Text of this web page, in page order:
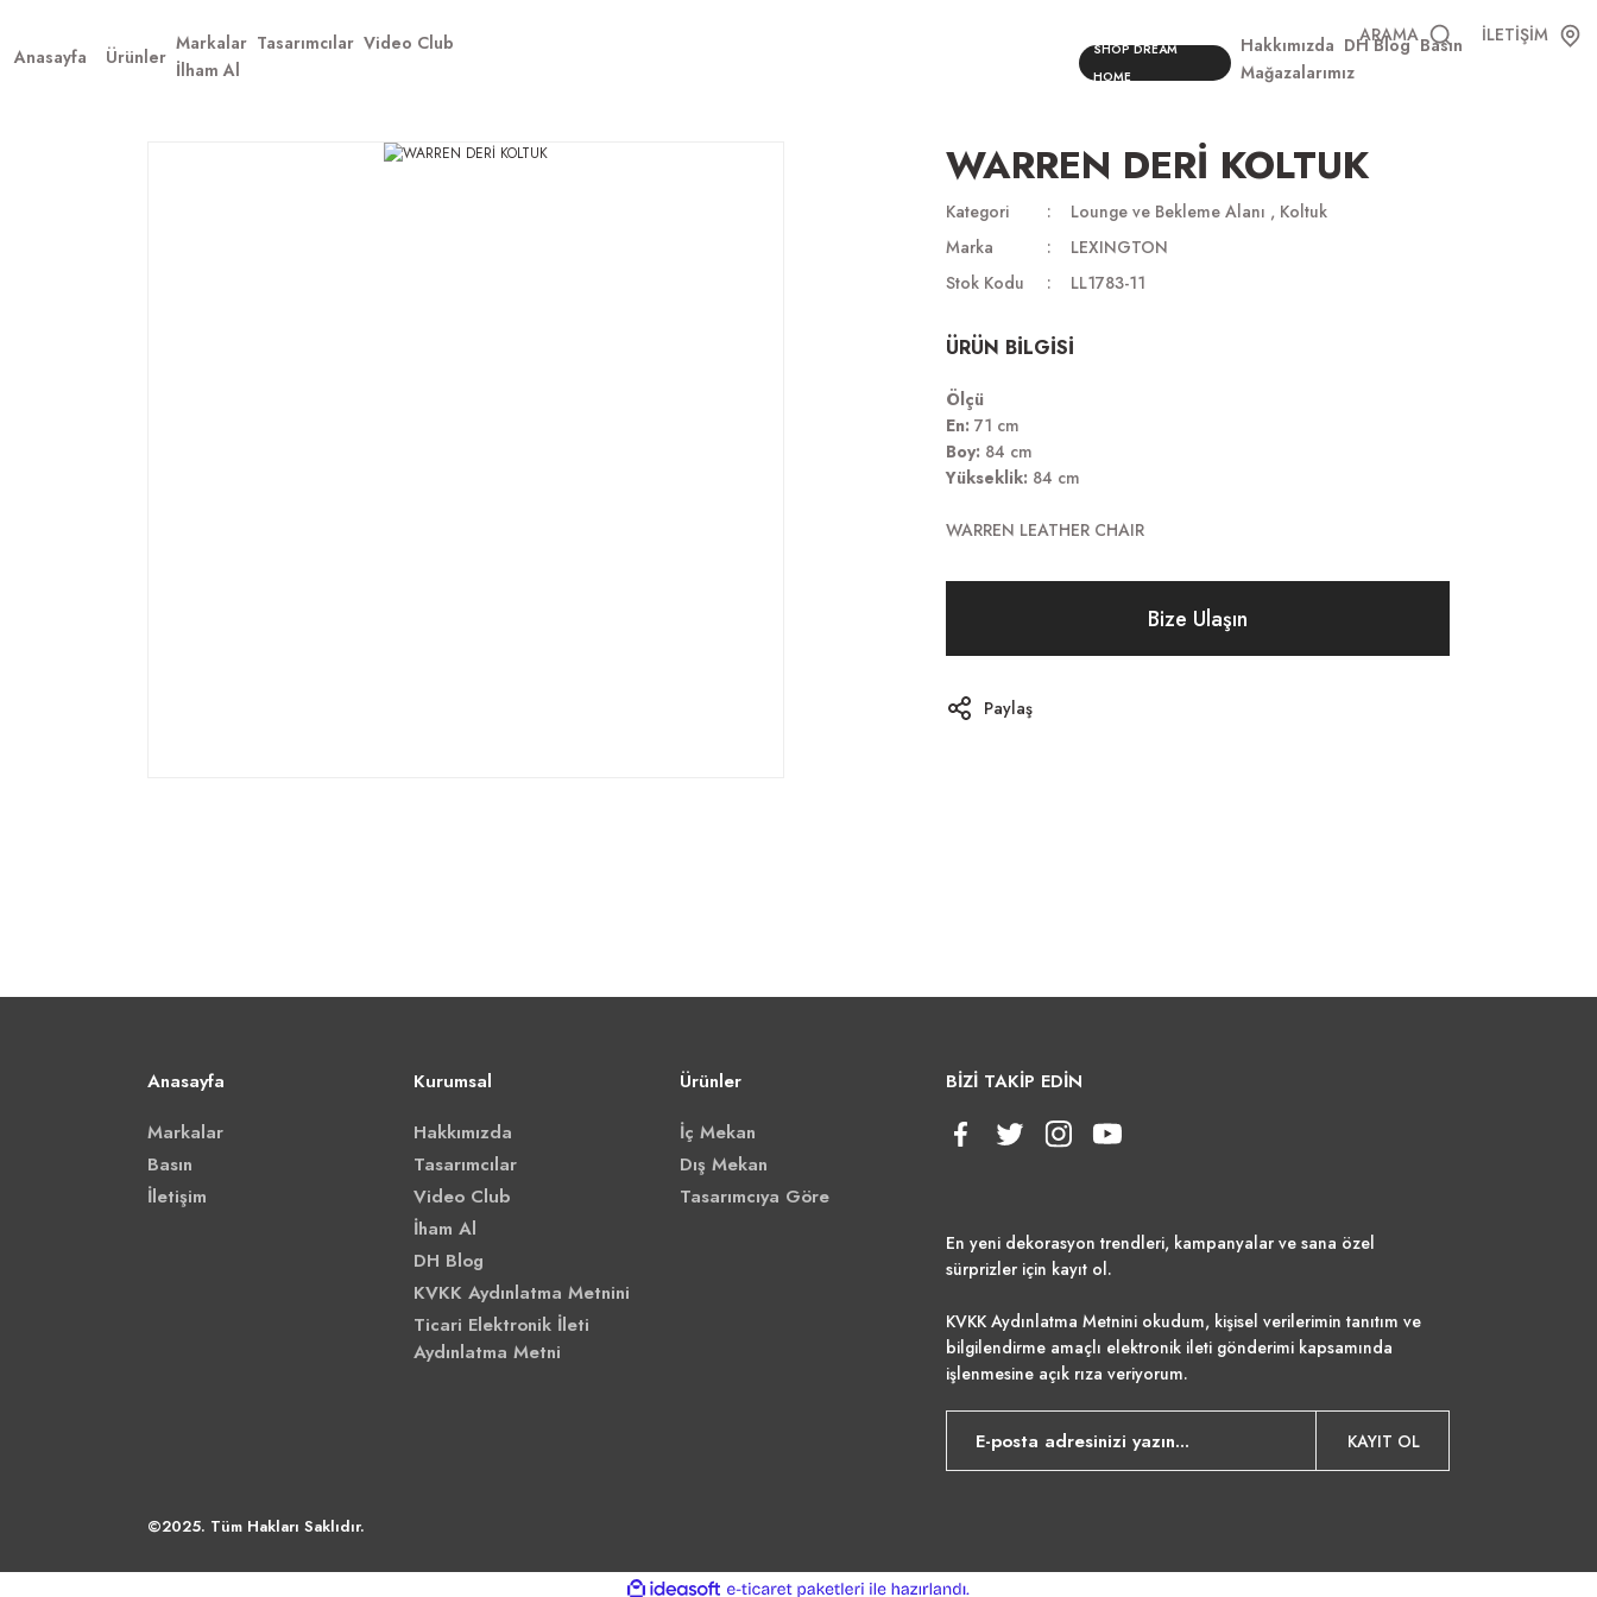
ARAMA
İLETİŞİM
Anasayfa
Ürünler
Markalar Tasarımcılar Video Club
İlham Al
SHOP DREAM
HOME
Hakkımızda DH Blog Basın
Mağazalarımız
WARREN DERİ KOLTUK
Kategori Lounge ve Bekleme Alanı , Koltuk
Marka
LEXINGTON
Stok Kodu
LL1783-11
ÜRÜN BİLGİSİ
Ölçü
En: 71 cm
Boy: 84 cm
Yükseklik: 84 cm
WARREN LEATHER CHAIR
Bize Ulaşın
Paylaş
Anasayfa
Markalar
Basın
İletişim
Kurumsal
Hakkımızda
Tasarımcılar
Video Club
İham Al
DH Blog
KVKK Aydınlatma Metnini
Ticari Elektronik İleti
Aydınlatma Metni
Ürünler
İç Mekan
Dış Mekan
Tasarımcıya Göre
BİZİ TAKİP EDİN
En yeni dekorasyon trendleri, kampanyalar ve sana özel
sürprizler için kayıt ol.
KVKK Aydınlatma Metnini okudum, kişisel verilerimin tanıtım ve
bilgilendirme amaçlı elektronik ileti gönderimi kapsamında
işlenmesine açık rıza veriyorum.
KAYIT OL
©2025. Tüm Hakları Saklıdır.
ideasoft e-